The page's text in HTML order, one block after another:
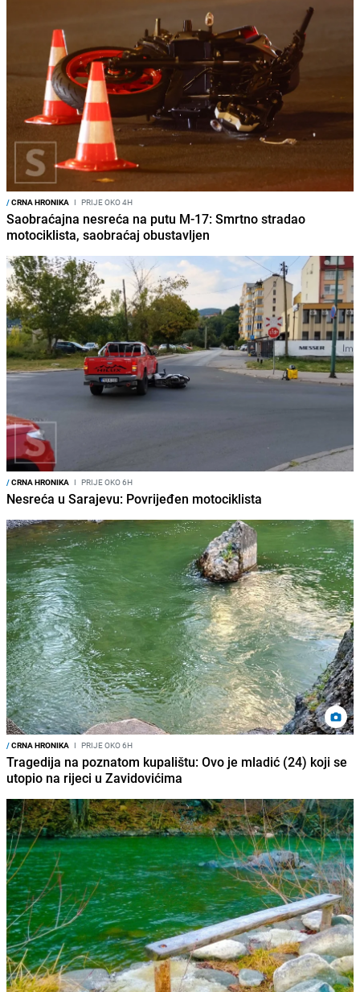
/CRNA HRONIKA I PRIJE OKO 4H
Saobraćajna nesreća na putu M-17: Smrtno stradao
motociklista, saobraćaj obustavljen
/CRNA HRONIKA I PRIJE OKO 6H
Nesreća u Sarajevu: Povrijeđen motociklista
/CRNA HRONIKA I PRIJE OKO 6H
Tragedija na poznatom kupalištu: Ovo je mladić (24) koji se
utopio na rijeci u Zavidovićima